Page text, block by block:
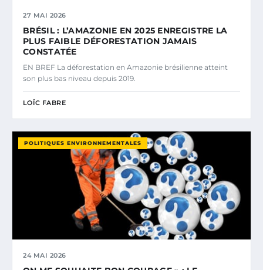
27 MAI 2026
BRÉSIL : L’AMAZONIE EN 2025 ENREGISTRE LA
PLUS FAIBLE DÉFORESTATION JAMAIS
CONSTATÉE
EN BREF La déforestation en Amazonie brésilienne atteint
son plus bas niveau depuis 2019.
LOÏC FABRE
POLITIQUES ENVIRONNEMENTALES
24 MAI 2026